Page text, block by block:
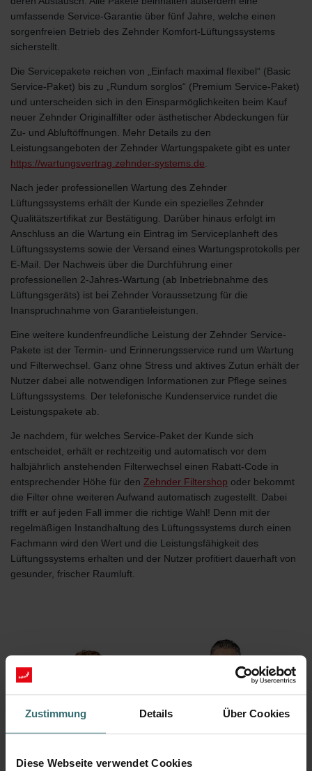
Zustimmung Details Über Cookies
Diese Webseite verwendet Cookies
umfassende Service-Garantie über fünf Jahre, welche einen
sorgenfreien Betrieb des Zehnder Komfort-Lüftungssystems
sicherstellt.
Die Servicepakete reichen von „Einfach maximal flexibel“ (Basic
Service-Paket) bis zu „Rundum sorglos“ (Premium Service-Paket)
und unterscheiden sich in den Einsparmöglichkeiten beim Kauf
neuer Zehnder Originalfilter oder ästhetischer Abdeckungen für
Zu- und Abluftöffnungen. Mehr Details zu den
Leistungsangeboten der Zehnder Wartungspakete gibt es unter
https://wartungsvertrag.zehnder-systems.de
Nach jeder professionellen Wartung des Zehnder
Lüftungssystems erhält der Kunde ein spezielles Zehnder
Qualitätszertifikat zur Bestätigung. Darüber hinaus erfolgt im
Anschluss an die Wartung ein Eintrag im Serviceplanheft des
Lüftungssystems sowie der Versand eines Wartungsprotokolls per
E-Mail. Der Nachweis über die Durchführung einer
professionellen 2-Jahres-Wartung (ab Inbetriebnahme des
Lüftungsgeräts) ist bei Zehnder Voraussetzung für die
Inanspruchnahme von Garantieleistungen.
Eine weitere kundenfreundliche Leistung der Zehnder Service-
Pakete ist der Termin- und Erinnerungsservice rund um Wartung
und Filterwechsel. Ganz ohne Stress und aktives Zutun erhält der
Nutzer dabei alle notwendigen Informationen zur Pflege seines
Lüftungssystems. Der telefonische Kundenservice rundet die
Leistungspakete ab.
Je nachdem, für welches Service-Paket der Kunde sich
entscheidet, erhält er rechtzeitig und automatisch vor dem
halbjährlich anstehenden Filterwechsel einen Rabatt-Code in
entsprechender Höhe für den Zehnder Filtershop oder bekommt
die Filter ohne weiteren Aufwand automatisch zugestellt. Dabei
trifft er auf jeden Fall immer die richtige Wahl! Denn mit der
regelmäßigen Instandhaltung des Lüftungssystems durch einen
Fachmann wird den Wert und die Leistungsfähigkeit des
Lüftungssystems erhalten und der Nutzer profitiert dauerhaft von
gesunder, frischer Raumluft.